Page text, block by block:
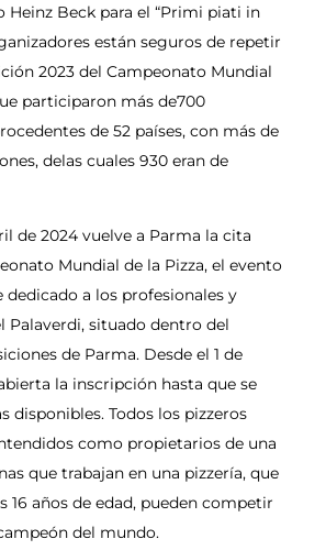
Heinz Beck para el “Primi piati in
están seguros de repetir
2023 del Campeonato Mundial
participaron más de700
de 52 países, con más de
delas cuales 930 eran de
de 2024 vuelve a Parma la cita
Mundial de la Pizza, el evento
a los profesionales y
Palaverdi, situado dentro del
de Parma. Desde el 1 de
la inscripción hasta que se
disponibles. Todos los pizzeros
como propietarios de una
que trabajan en una pizzería, que
16 años de edad, pueden competir
del mundo.